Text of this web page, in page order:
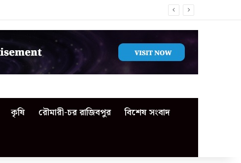
কৃষি রৌমারী-চর রাজিবপুর বিশেষ সংবাদ